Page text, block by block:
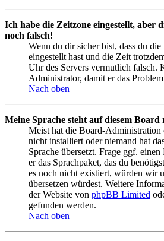
Ich habe die Zeitzone eingestellt, aber
noch falsch!
Wenn du dir sicher bist, dass du
eingestellt hast und die Zeit
Uhr des Servers vermutlich falsch.
Administrator, damit er das
Nach oben
Meine Sprache steht auf diesem
Meist hat die Board-Administration
nicht installiert oder niemand hat
Sprache übersetzt. Frage ggf.
er das Sprachpaket, das du
es noch nicht existiert, würden wir
übersetzen würdest. Weitere
der Website von phpBB Limited
gefunden werden.
Nach oben